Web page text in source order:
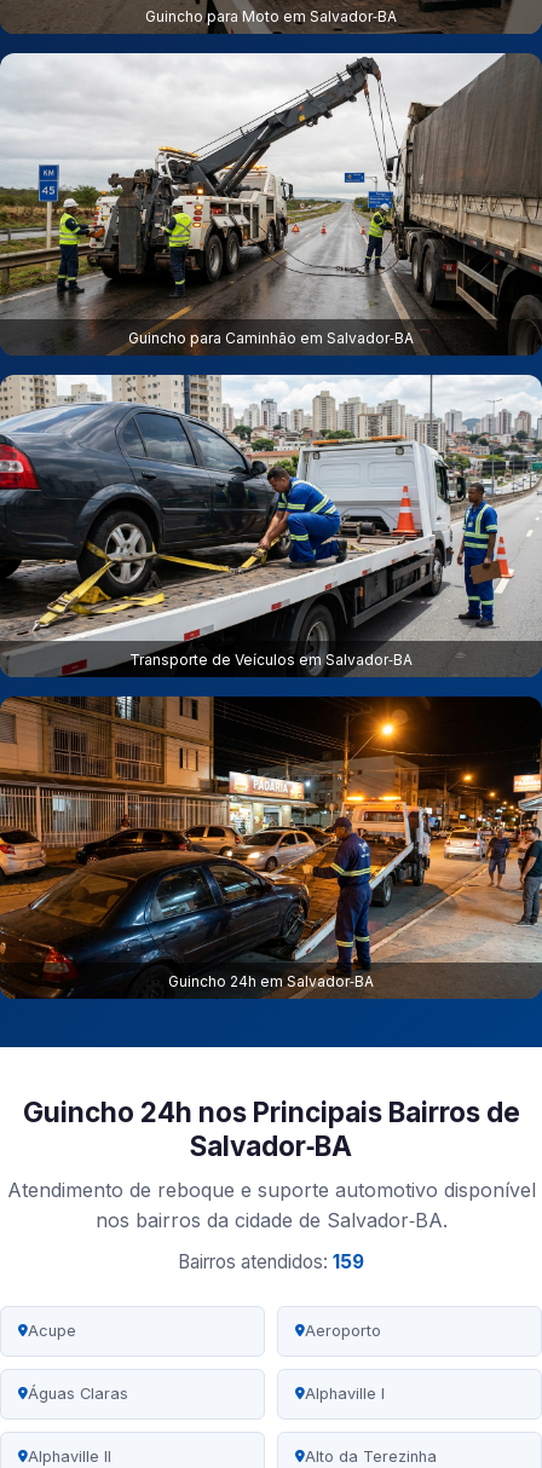
Guincho para Moto em Salvador‑BA
Guincho para Caminhão em Salvador‑BA
Transporte de Veículos em Salvador‑BA
Guincho 24h em Salvador‑BA
Guincho 24h nos Principais Bairros de
Salvador‑BA
Atendimento de reboque e suporte automotivo disponível
nos bairros da cidade de Salvador‑BA.
Bairros atendidos: 159
Acupe Aeroporto
Águas Claras Alphaville I
Alphaville II Alto da Terezinha